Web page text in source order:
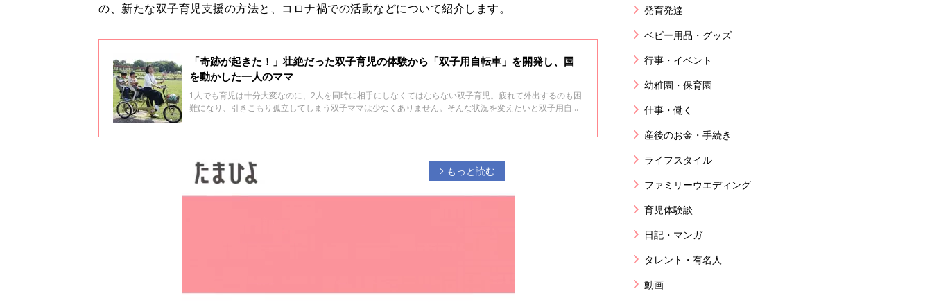
の、新たな双子育児支援の方法と、コロナ禍での活動などについて紹介します。
「奇跡が起きた！」壮絶だった双子育児の体験から「双子用自転車」を開発し、国
を動かした一人のママ
1人でも育児は十分大変なのに、2人を同時に相手にしなくてはならない双子育児。疲れて外出するのも困
難になり、引きこもり孤立してしまう双子ママは少なくありません。そんな状況を変えたいと双子用自転
arrow_forward_ios もっと読む
発育発達
ベビー用品・グッズ
行事・イベント
幼稚園・保育園
仕事・働く
産後のお金・手続き
ライフスタイル
ファミリーウエディング
育児体験談
日記・マンガ
タレント・有名人
動画